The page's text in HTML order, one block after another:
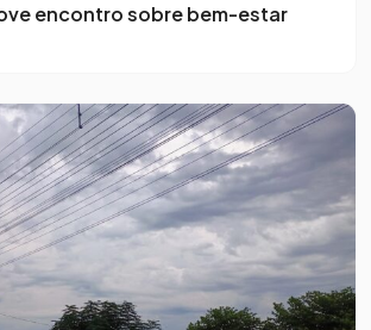
encontro sobre bem-estar